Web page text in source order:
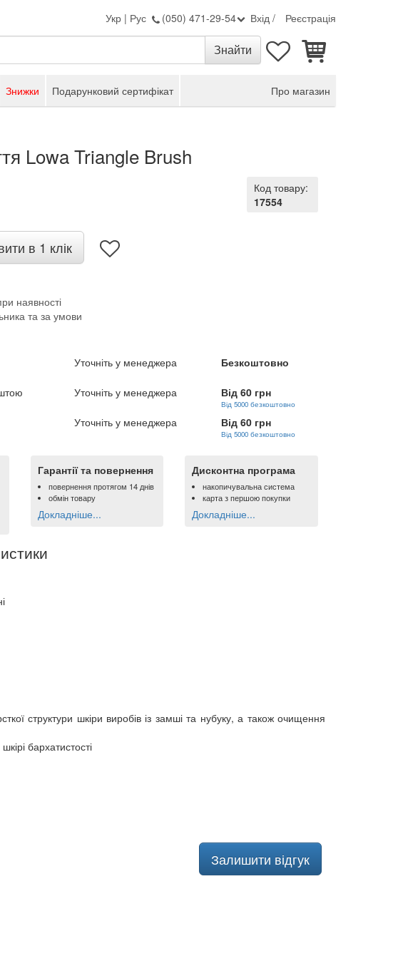
Укр | Рус (050) 471-29-54 Вхід / Реєстрація
Знижки Подарунковий сертифікат Про магазин
Lowa Triangle Brush
Код товару:
17554
в 1 клік
наявності
та за умови
Уточніть у менеджера Безкоштовно
Уточніть у менеджера Від 60 грн
Від 5000 безкоштовно
Уточніть у менеджера Від 60 грн
Від 5000 безкоштовно
Гарантії та повернення
повернення протягом 14 днів
обмін товару
Докладніше...
Дисконтна програма
накопичувальна система
карта з першою покупки
Докладніше...
структури шкіри виробів із замші та нубуку, а також очищення
бархатистості
Залишити відгук